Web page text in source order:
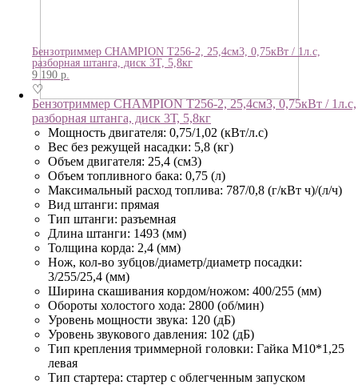
Бензотриммер CHAMPION Т256-2, 25,4см3, 0,75кВт / 1л.с,
разборная штанга, диск 3Т, 5,8кг
9 190 р.
♡
Бензотриммер CHAMPION Т256-2, 25,4см3, 0,75кВт / 1л.с,
разборная штанга, диск 3Т, 5,8кг
Мощность двигателя: 0,75/1,02 (кВт/л.с)
Вес без режущей насадки: 5,8 (кг)
Объем двигателя: 25,4 (см3)
Объем топливного бака: 0,75 (л)
Максимальный расход топлива: 787/0,8 (г/кВт ч)/(л/ч)
Вид штанги: прямая
Тип штанги: разъемная
Длина штанги: 1493 (мм)
Толщина корда: 2,4 (мм)
Нож, кол-во зубцов/диаметр/диаметр посадки:
3/255/25,4 (мм)
Ширина скашивания кордом/ножом: 400/255 (мм)
Обороты холостого хода: 2800 (об/мин)
Уровень мощности звука: 120 (дБ)
Уровень звукового давления: 102 (дБ)
Тип крепления триммерной головки: Гайка М10*1,25
левая
Тип стартера: стартер с облегченным запуском